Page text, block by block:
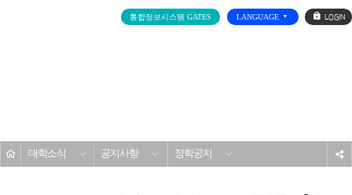
통합정보시스템 GATES LANGUAGE
로
그
대학소식 공지사항 장학공지